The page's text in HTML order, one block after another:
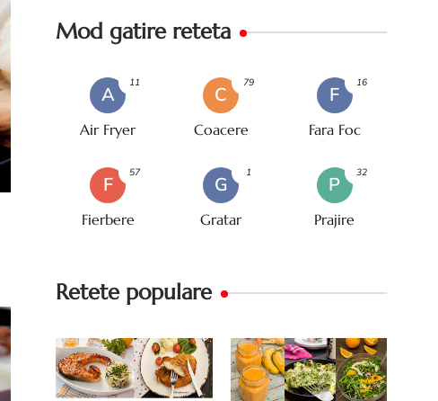
Mod gatire reteta
A
Air Fryer
11
C
Coacere
79
F
Fara Foc
16
F
Fierbere
57
G
Gratar
1
P
Prajire
32
Retete populare